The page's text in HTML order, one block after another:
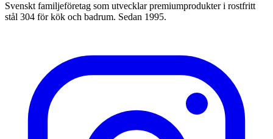
Svenskt familjeföretag som utvecklar premiumprodukter i rostfritt
stål 304 för kök och badrum. Sedan 1995.